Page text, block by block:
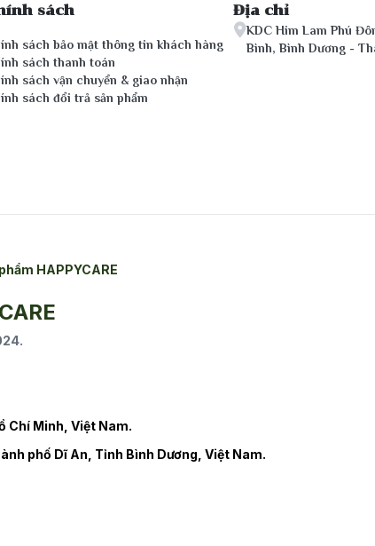
sách
sách bảo mật thông tin khách hàng
sách thanh toán
sách vận chuyển & giao nhận
sách đổi trả sản phẩm
Địa chỉ
KDC Him Lam Phú
Bình, Bình Dương -
HAPPYCARE
Chí Minh, Việt Nam.
phố Dĩ An, Tỉnh Bình Dương, Việt Nam.